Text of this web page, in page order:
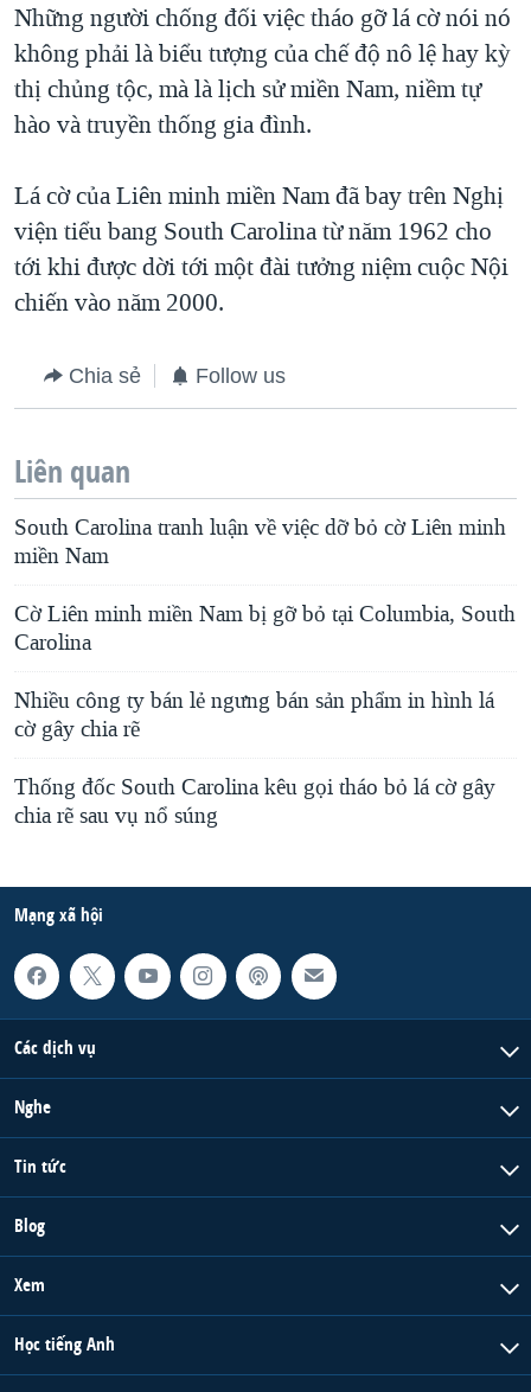
Những người chống đối việc tháo gỡ lá cờ nói nó
không phải là biểu tượng của chế độ nô lệ hay kỳ
thị chủng tộc, mà là lịch sử miền Nam, niềm tự
hào và truyền thống gia đình.
Lá cờ của Liên minh miền Nam đã bay trên Nghị
viện tiểu bang South Carolina từ năm 1962 cho
tới khi được dời tới một đài tưởng niệm cuộc Nội
chiến vào năm 2000.
Chia sẻ Follow us
Liên quan
South Carolina tranh luận về việc dỡ bỏ cờ Liên minh
miền Nam
Cờ Liên minh miền Nam bị gỡ bỏ tại Columbia, South
Carolina
Nhiều công ty bán lẻ ngưng bán sản phẩm in hình lá
cờ gây chia rẽ
Thống đốc South Carolina kêu gọi tháo bỏ lá cờ gây
chia rẽ sau vụ nổ súng
Mạng xã hội
Các dịch vụ
Nghe
Tin tức
Blog
Xem
Học tiếng Anh